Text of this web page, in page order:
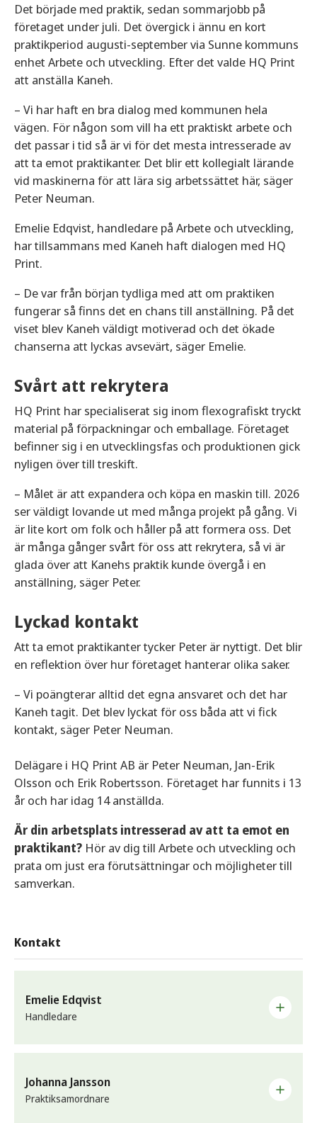
Det började med praktik, sedan sommarjobb på
företaget under juli. Det övergick i ännu en kort
praktikperiod augusti-september via Sunne kommuns
enhet Arbete och utveckling. Efter det valde HQ Print
att anställa Kaneh.
– Vi har haft en bra dialog med kommunen hela
vägen. För någon som vill ha ett praktiskt arbete och
det passar i tid så är vi för det mesta intresserade av
att ta emot praktikanter. Det blir ett kollegialt lärande
vid maskinerna för att lära sig arbetssättet här, säger
Peter Neuman.
Emelie Edqvist, handledare på Arbete och utveckling,
har tillsammans med Kaneh haft dialogen med HQ
Print.
– De var från början tydliga med att om praktiken
fungerar så finns det en chans till anställning. På det
viset blev Kaneh väldigt motiverad och det ökade
chanserna att lyckas avsevärt, säger Emelie.
Svårt att rekrytera
HQ Print har specialiserat sig inom flexografiskt tryckt
material på förpackningar och emballage. Företaget
befinner sig i en utvecklingsfas och produktionen gick
nyligen över till treskift.
– Målet är att expandera och köpa en maskin till. 2026
ser väldigt lovande ut med många projekt på gång. Vi
är lite kort om folk och håller på att formera oss. Det
är många gånger svårt för oss att rekrytera, så vi är
glada över att Kanehs praktik kunde övergå i en
anställning, säger Peter.
Lyckad kontakt
Att ta emot praktikanter tycker Peter är nyttigt. Det blir
en reflektion över hur företaget hanterar olika saker.
– Vi poängterar alltid det egna ansvaret och det har
Kaneh tagit. Det blev lyckat för oss båda att vi fick
kontakt, säger Peter Neuman.
Delägare i HQ Print AB är Peter Neuman, Jan-Erik
Olsson och Erik Robertsson. Företaget har funnits i 13
år och har idag 14 anställda.
Är din arbetsplats intresserad av att ta emot en
praktikant? Hör av dig till Arbete och utveckling och
prata om just era förutsättningar och möjligheter till
samverkan.
Kontakt
Emelie Edqvist
Handledare
Telefon
Johanna Jansson
Praktiksamordnare